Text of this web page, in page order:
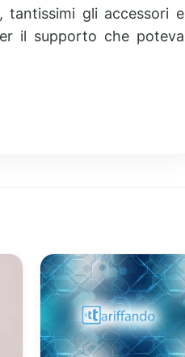
gli accessori e
il supporto che poteva